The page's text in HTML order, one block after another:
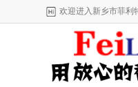
欢迎进入新乡市菲利